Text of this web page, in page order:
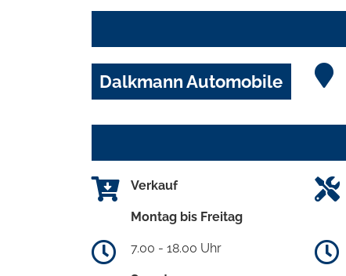
Dalkmann Automobile
Verkauf
Montag bis Freitag
7.00 - 18.00 Uhr